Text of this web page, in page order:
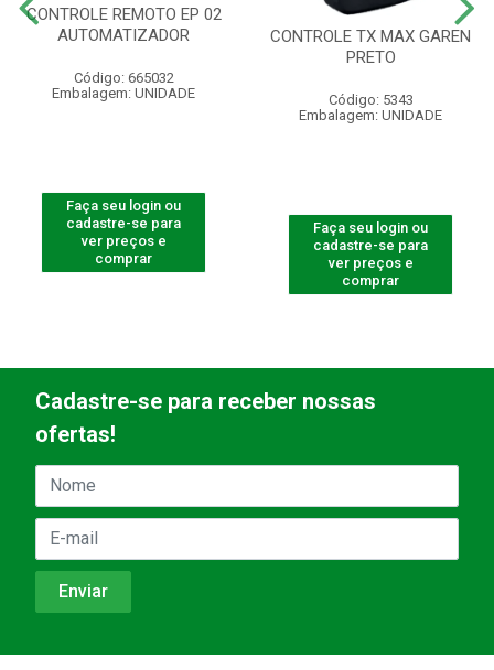
CONTROLE REMOTO EP 02
AUTOMATIZADOR
Código: 665032
Embalagem: UNIDADE
Faça seu login ou
cadastre-se para
ver preços e
comprar
CONTROLE TX MAX GAREN
PRETO
Código: 5343
Embalagem: UNIDADE
Faça seu login ou
cadastre-se para
ver preços e
comprar
Cadastre-se para receber nossas
ofertas!